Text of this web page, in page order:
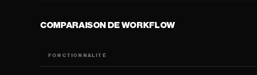
COMPARAISON DE WORKFLOW
FONCTIONNALITÉ